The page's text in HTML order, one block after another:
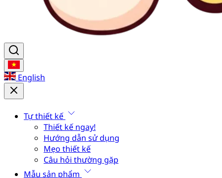
English
Tự thiết kế
Thiết kế ngay!
Hướng dẫn sử dụng
Mẹo thiết kế
Câu hỏi thường gặp
Mẫu sản phẩm